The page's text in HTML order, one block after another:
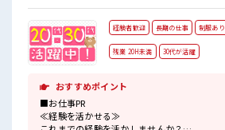
経験者歓迎 長期の仕事 制服あり
残業 20H未満 30代が活躍
おすすめポイント
■お仕事PR
≪経験を活かせる≫